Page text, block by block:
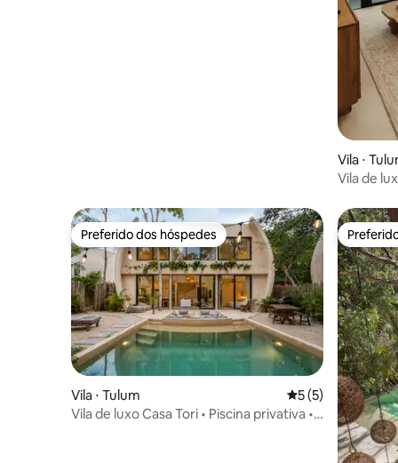
Vila ⋅
Vila de
Preferido dos hóspedes
Preferido dos hóspedes
Vila ⋅ Tulum 5 de uma
5 (5)
Vila de luxo Casa Tori • Piscina privativa • 3